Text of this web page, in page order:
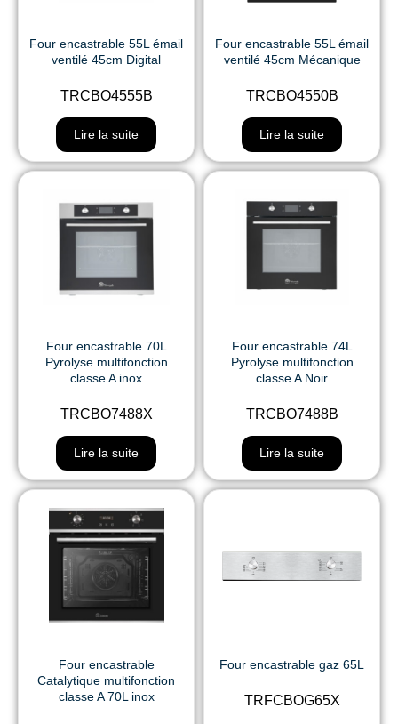
Four encastrable 55L émail
ventilé 45cm Digital
TRCBO4555B
Lire la suite
Four encastrable 55L émail
ventilé 45cm Mécanique
TRCBO4550B
Lire la suite
Four encastrable 70L
Pyrolyse multifonction
classe A inox
TRCBO7488X
Lire la suite
Four encastrable 74L
Pyrolyse multifonction
classe A Noir
TRCBO7488B
Lire la suite
Four encastrable
Catalytique multifonction
classe A 70L inox
Four encastrable gaz 65L
TRFCBOG65X